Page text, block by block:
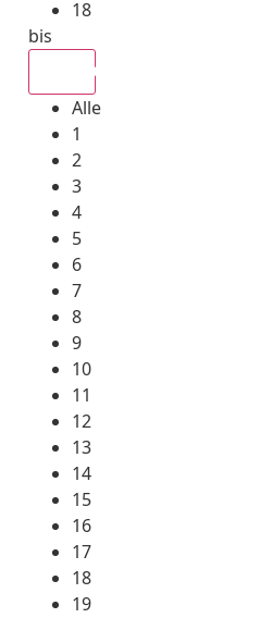
18
bis
Alle
1
2
3
4
5
6
7
8
9
10
11
12
13
14
15
16
17
18
19